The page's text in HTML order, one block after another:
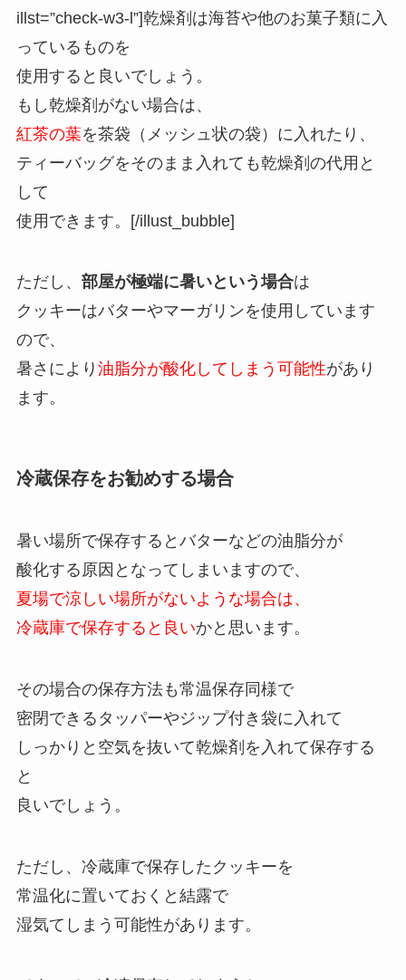
illst=”check-w3-l”]乾燥剤は海苔や他のお菓子類に入
っているものを
使用すると良いでしょう。
もし乾燥剤がない場合は、
紅茶の葉を茶袋（メッシュ状の袋）に入れたり、
ティーバッグをそのまま入れても乾燥剤の代用と
して
使用できます。[/illust_bubble]
ただし、 部屋が極端に暑いという場合は
クッキーはバターやマーガリンを使用しています
ので、
暑さにより 油脂分が酸化してしまう可能性があり
ます。
冷蔵保存をお勧めする場合
暑い場所で保存するとバターなどの油脂分が
酸化する原因となってしまいますので、
夏場で涼しい場所がないような場合は、
冷蔵庫で保存すると良いかと思います。
その場合の保存方法も常温保存同様で
密閉できるタッパーやジップ付き袋に入れて
しっかりと空気を抜いて乾燥剤を入れて保存する
と
良いでしょう。
ただし、冷蔵庫で保存したクッキーを
常温化に置いておくと結露で
湿気てしまう可能性があります。